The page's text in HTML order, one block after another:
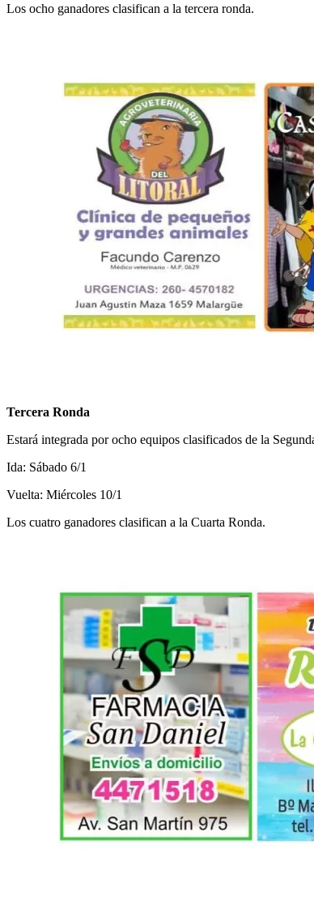
Los ocho ganadores clasifican a la tercera ronda.
Tercera Ronda
Estará integrada por ocho equipos clasificados de la
Ida: Sábado 6/1
Vuelta: Miércoles 10/1
Los cuatro ganadores clasifican a la Cuarta Ronda.